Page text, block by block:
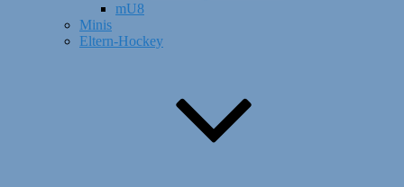
mU8
Minis
Eltern-Hockey